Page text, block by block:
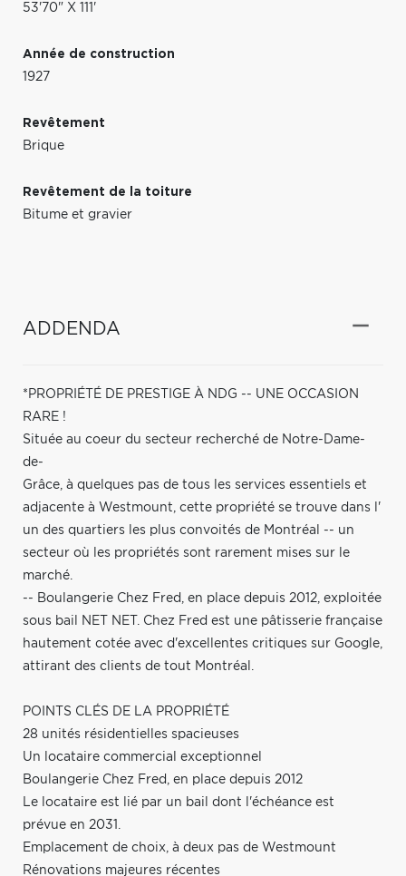
53'70" X 111'
Année de construction
1927
Revêtement
Brique
Revêtement de la toiture
Bitume et gravier
ADDENDA
*PROPRIÉTÉ DE PRESTIGE À NDG -- UNE OCCASION
RARE !
Située au coeur du secteur recherché de Notre-Dame-
de-
Grâce, à quelques pas de tous les services essentiels et
adjacente à Westmount, cette propriété se trouve dans l'
un des quartiers les plus convoités de Montréal -- un
secteur où les propriétés sont rarement mises sur le
marché.
-- Boulangerie Chez Fred, en place depuis 2012, exploitée
sous bail NET NET. Chez Fred est une pâtisserie française
hautement cotée avec d'excellentes critiques sur Google,
attirant des clients de tout Montréal.
POINTS CLÉS DE LA PROPRIÉTÉ
28 unités résidentielles spacieuses
Un locataire commercial exceptionnel
Boulangerie Chez Fred, en place depuis 2012
Le locataire est lié par un bail dont l'échéance est
prévue en 2031.
Emplacement de choix, à deux pas de Westmount
Rénovations majeures récentes